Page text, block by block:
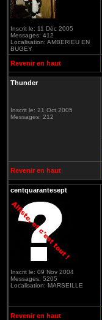
Inscrit le: 11 Déc 2005
Messages: 412
Localisation: AMBERIEU EN
BUGEY
Revenir en haut
Thunder
Inscrit le: 21 Oct 2005
Messages: 212
Revenir en haut
centquarantesept
Inscrit le: 09 Nov 2004
Messages: 5205
Localisation: MARSEILLE
Revenir en haut